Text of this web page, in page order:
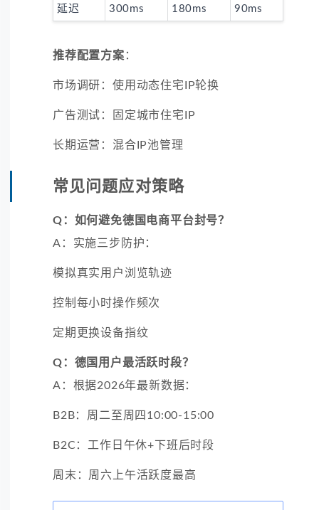
延迟 300ms 180ms 90ms
推荐配置方案 ：
市场调研：使用动态住宅IP轮换
广告测试：固定城市住宅IP
长期运营：混合IP池管理
常见问题应对策略
Q：如何避免德国电商平台封号？
A：实施三步防护：
模拟真实用户浏览轨迹
控制每小时操作频次
定期更换设备指纹
Q：德国用户最活跃时段？
A：根据2026年最新数据：
B2B：周二至周四10:00-15:00
B2C：工作日午休+下班后时段
周末：周六上午活跃度最高